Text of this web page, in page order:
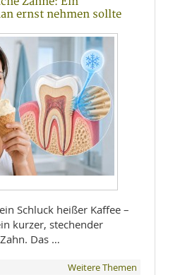
ernst nehmen sollte
Schluck heißer Kaffee –
kurzer, stechender
Das …
Weitere Themen